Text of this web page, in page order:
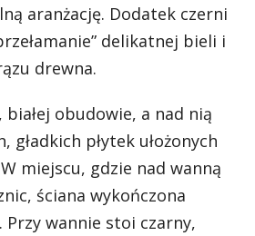
aranżację. Dodatek czerni
delikatnej bieli i
drewna.
obudowie, a nad nią
gładkich płytek ułożonych
miejscu, gdzie nad wanną
ściana wykończona
Przy wannie stoi czarny,